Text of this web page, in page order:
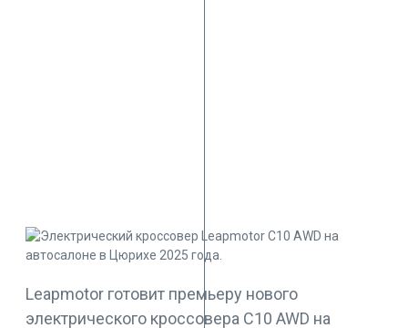
Leapmotor готовит премьеру нового
электрического кроссовера C10 AWD на